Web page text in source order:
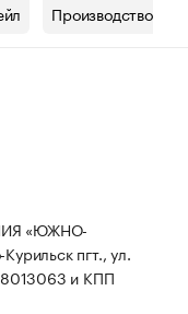
Производство
«ЮЖНО-
пгт., ул.
и КПП